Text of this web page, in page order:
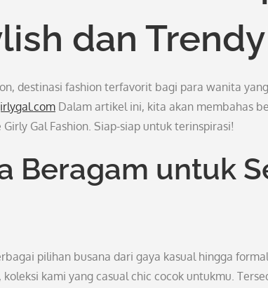
dan
destinasi fashion terfavorit bagi para wanita
Dalam artikel ini, kita akan membahas
Gal Fashion. Siap-siap untuk terinspirasi!
Beragam untuk
pilihan busana dari gaya kasual hingga
kami yang casual chic cocok untukmu.